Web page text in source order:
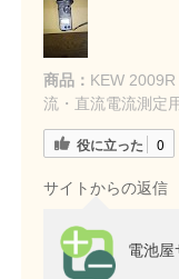
商品： KEW
流・直流電流測定
役に立った 0
サイトからの返信
電池屋